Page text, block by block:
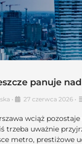
panuje
• 27 czerwca 2026 •
wciąż
trzeba uważnie
metro, prestiżowe